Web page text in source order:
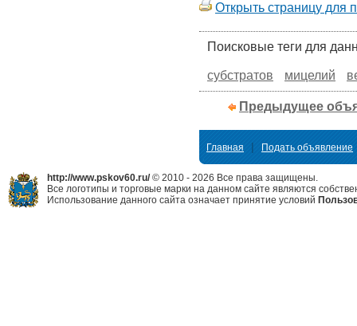
Открыть страницу для
Поисковые теги для
субстратов мицелий
Предыдущее
Главная | Подать объявление
http://www.pskov60.ru/© 2010 - 2026 Все права защищены.
Все логотипы и торговые марки на данном сайте являются
Использование данного сайта означает принятие условий